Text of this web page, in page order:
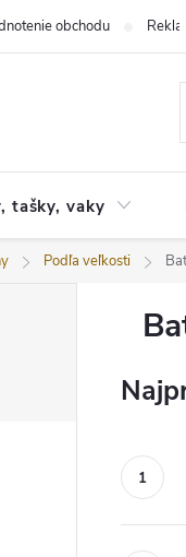
obchodu
tašky, vaky
Podľa veľkosti